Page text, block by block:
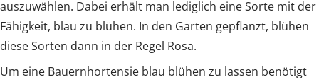
auszuwählen. Dabei erhält man lediglich eine Sorte mit der
Fähigkeit, blau zu blühen. In den Garten gepflanzt, blühen
diese Sorten dann in der Regel Rosa.
Um eine Bauernhortensie blau blühen zu lassen benötigt